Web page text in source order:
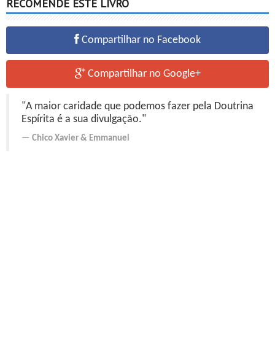
RECOMENDE ESTE LIVRO
Compartilhar no Facebook
Compartilhar no Google+
"A maior caridade que podemos fazer pela Doutrina
Espírita é a sua divulgação."
Chico Xavier & Emmanuel